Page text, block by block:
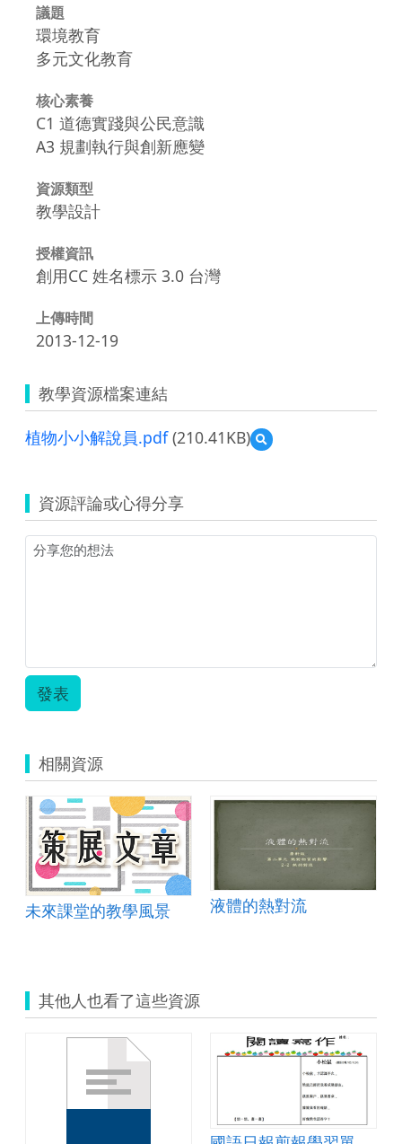
議題
環境教育
多元文化教育
核心素養
C1 道德實踐與公民意識
A3 規劃執行與創新應變
資源類型
教學設計
授權資訊
創用CC 姓名標示 3.0 台灣
上傳時間
2013-12-19
教學資源檔案連結
植物小小解說員.pdf(210.41KB)
預
覽
小
解
資源評論或心得分享
發表
相關資源
未來課堂的教學風景 液體的熱對流
其他人也看了這些資源